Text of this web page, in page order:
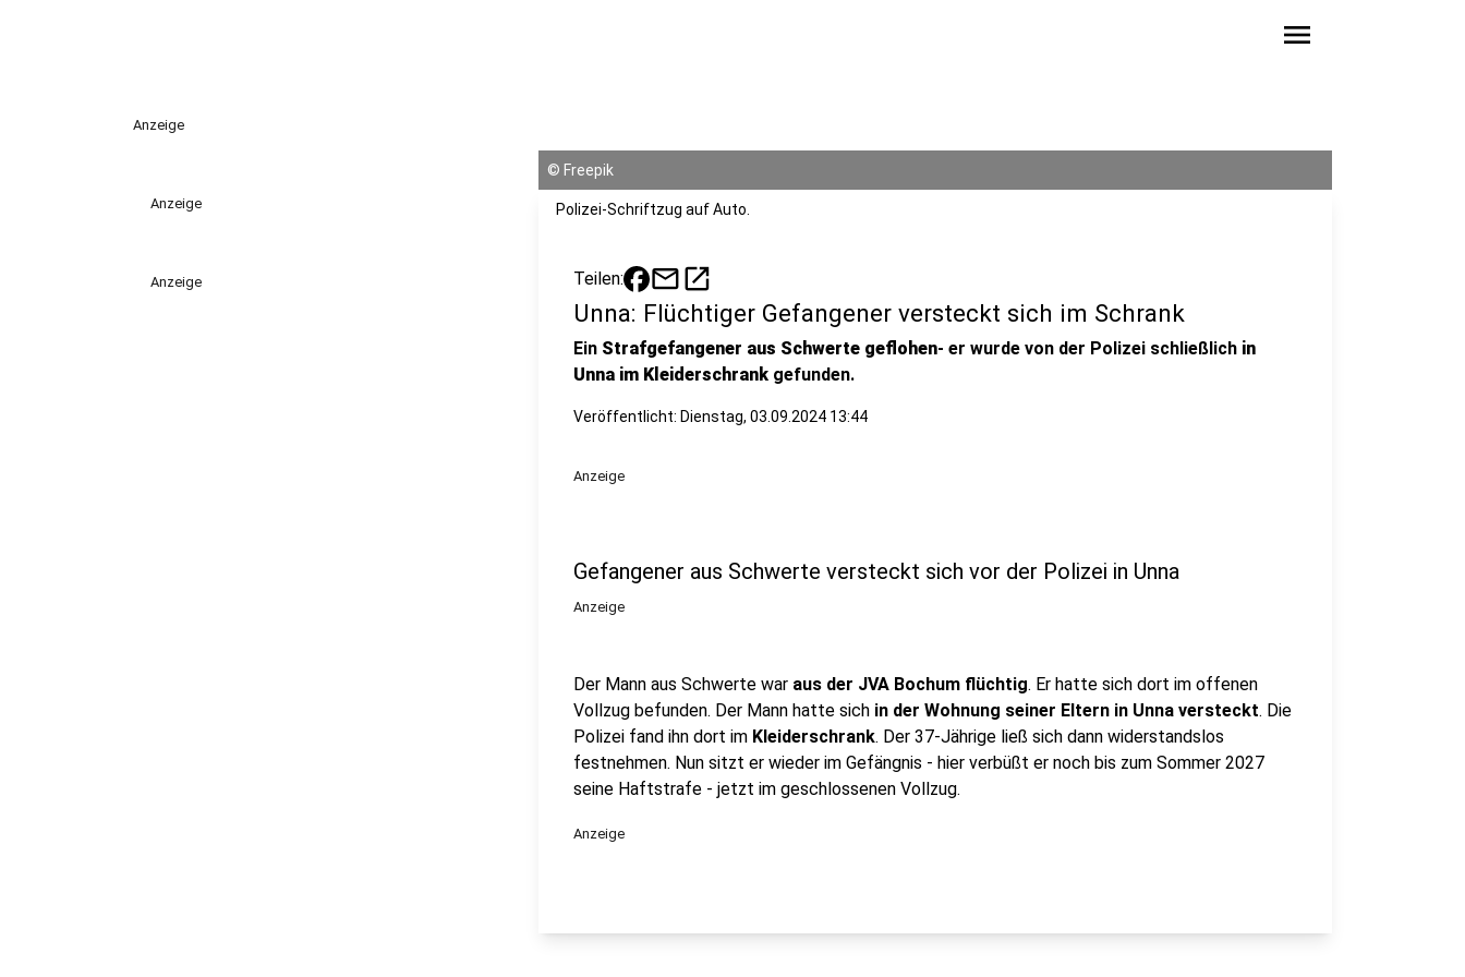
menu
Anzeige
Anzeige
Anzeige
© Freepik
Polizei-Schriftzug auf Auto.
Teilen: mailopen_in_new
Unna: Flüchtiger Gefangener versteckt sich im Schrank
Ein Strafgefangener aus Schwerte geflohen- er wurde von der Polizei schließlich in
Unna im Kleiderschrank gefunden.
Veröffentlicht: Dienstag, 03.09.2024 13:44
Anzeige
Gefangener aus Schwerte versteckt sich vor der Polizei in Unna
Anzeige
Der Mann aus Schwerte war aus der JVA Bochum flüchtig. Er hatte sich dort im offenen
Vollzug befunden. Der Mann hatte sich in der Wohnung seiner Eltern in Unna versteckt. Die
Polizei fand ihn dort im Kleiderschrank. Der 37-Jährige ließ sich dann widerstandslos
festnehmen. Nun sitzt er wieder im Gefängnis - hier verbüßt er noch bis zum Sommer 2027
seine Haftstrafe - jetzt im geschlossenen Vollzug.
Anzeige